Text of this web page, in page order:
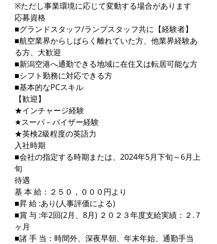
※ただし事業環境に応じて変動する場合があります
応募資格
■グランドスタッフ/ランプスタッフ共に【経験者】
■航空業界からしばらく離れていた方、他業界経験あ
る方、大歓迎
■新潟空港へ通勤できる地域に在住又は転居可能な方
■シフト勤務に対応できる方
■基本的なPCスキル
【歓迎】
★インチャージ経験
★スーパ－バイザー経験
★英検2級程度の英語力
入社時期
■会社の指定する時期または、2024年5月下旬～6月上
旬
待遇
基 本 給：２５０，０００円より
■昇 給 :あり(人事評価による)
■賞 与 :年2回(2月、8月) ２０２３年度支給実績：２.７
ヶ月
■諸 手 当：時間外、深夜早朝、年末年始、通勤手当